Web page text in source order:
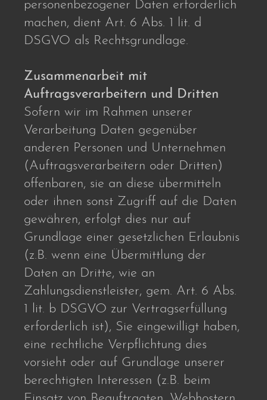
personenbezogener Daten erforderlich
machen, dient Art. 6 Abs. 1 lit. d
DSGVO als Rechtsgrundlage.
Zusammenarbeit mit
Auftragsverarbeitern und Dritten
Sofern wir im Rahmen unserer
Verarbeitung Daten gegenüber
anderen Personen und Unternehmen
(Auftragsverarbeitern oder Dritten)
offenbaren, sie an diese übermitteln
oder ihnen sonst Zugriff auf die Daten
gewähren, erfolgt dies nur auf
Grundlage einer gesetzlichen Erlaubnis
(z.B. wenn eine Übermittlung der
Daten an Dritte, wie an
Zahlungsdienstleister, gem. Art. 6 Abs.
1 lit. b DSGVO zur Vertragserfüllung
erforderlich ist), Sie eingewilligt haben,
eine rechtliche Verpflichtung dies
vorsieht oder auf Grundlage unserer
berechtigten Interessen (z.B. beim